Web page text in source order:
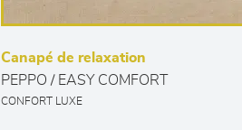
Canapé de relaxation
PEPPO / EASY COMFORT
CONFORT LUXE